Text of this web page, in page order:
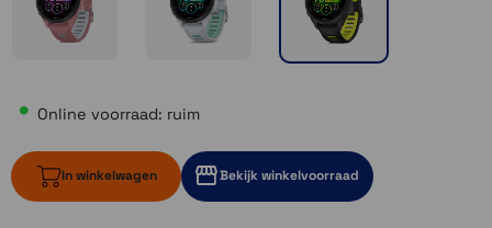
Online voorraad: ruim
In winkelwagen Bekijk winkelvoorraad